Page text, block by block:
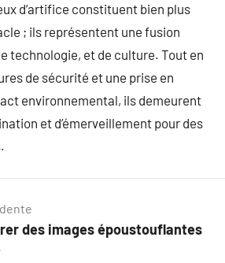
d’artifice constituent bien plus
; ils représentent une fusion
technologie, et de culture. Tout en
de sécurité et une prise en
environnemental, ils demeurent
et d’émerveillement pour des
des images époustouflantes